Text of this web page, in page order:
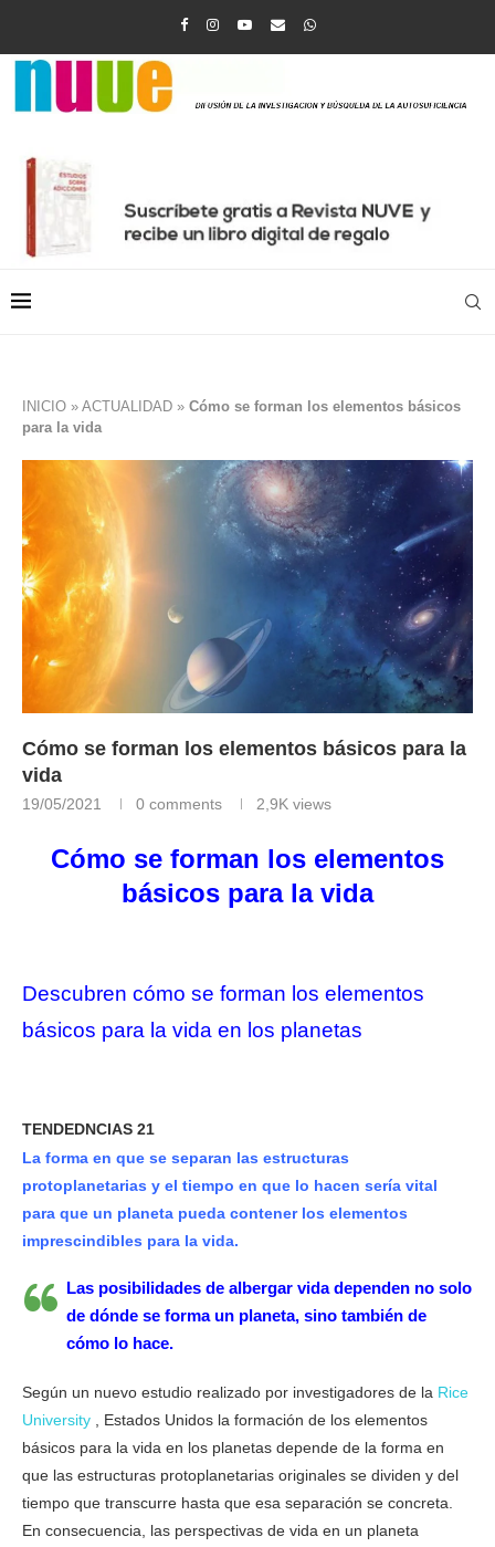
INICIO » ACTUALIDAD » Cómo se forman los elementos básicos
para la vida
Cómo se forman los elementos básicos para la
vida
19/05/2021 0 comments 2,9K views
Cómo se forman los elementos
básicos para la vida
Descubren cómo se forman los elementos
básicos para la vida en los planetas
TENDEDNCIAS 21
La forma en que se separan las estructuras
protoplanetarias y el tiempo en que lo hacen sería vital
para que un planeta pueda contener los elementos
imprescindibles para la vida.
Las posibilidades de albergar vida dependen no solo
de dónde se forma un planeta, sino también de
cómo lo hace.
Según un nuevo estudio realizado por investigadores de la Rice
University , Estados Unidos la formación de los elementos
básicos para la vida en los planetas depende de la forma en
que las estructuras protoplanetarias originales se dividen y del
tiempo que transcurre hasta que esa separación se concreta.
En consecuencia, las perspectivas de vida en un planeta